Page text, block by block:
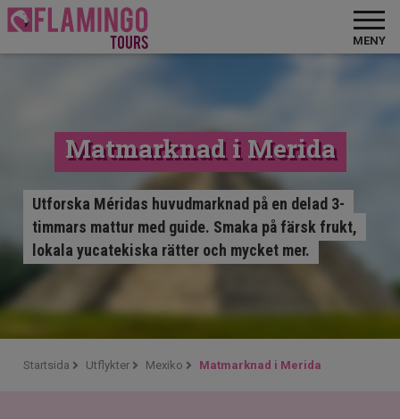
MENY
Matmarknad i Merida
Utforska Méridas huvudmarknad på en delad 3-
timmars mattur med guide. Smaka på färsk frukt,
lokala yucatekiska rätter och mycket mer.
Startsida Utflykter Mexiko Matmarknad i Merida